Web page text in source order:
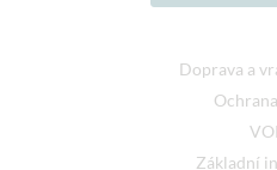
Doprava a
Základní